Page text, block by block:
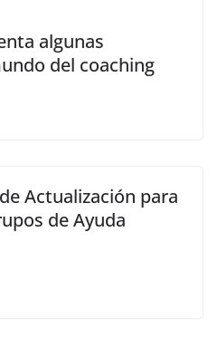
algunas
del coaching
Actualización para
de Ayuda